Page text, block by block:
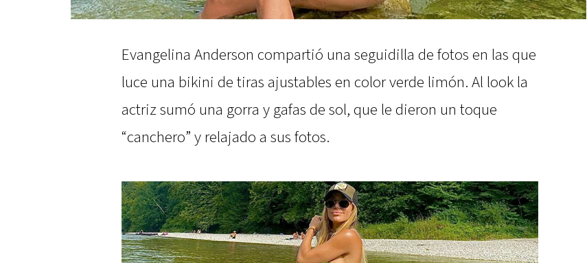
Evangelina Anderson compartió una seguidilla de fotos en las que
luce una bikini de tiras ajustables en color verde limón. Al look la
actriz sumó una gorra y gafas de sol, que le dieron un toque
“canchero” y relajado a sus fotos.